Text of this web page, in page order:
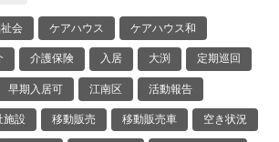
会 ケアハウス ケアハウス和
介護保険 入居 大渕 定期巡回
早期入居可 江南区 活動報告
施設 移動販売 移動販売車 空き状況